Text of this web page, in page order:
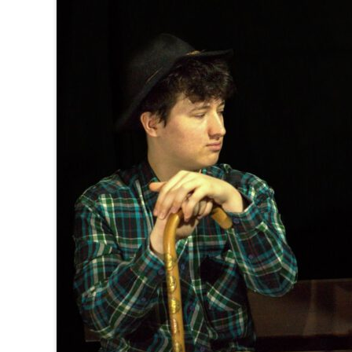
Apollo:
erlebt
BREAK